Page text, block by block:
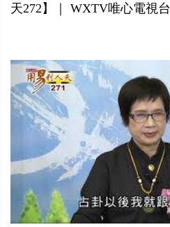
天272】｜ WXTV唯心電視台